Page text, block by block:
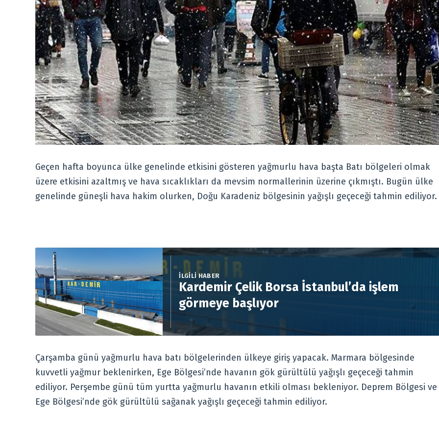
Geçen hafta boyunca ülke genelinde etkisini gösteren yağmurlu hava başta Batı bölgeleri olmak
üzere etkisini azaltmış ve hava sıcaklıkları da mevsim normallerinin üzerine çıkmıştı. Bugün ülke
genelinde güneşli hava hakim olurken, Doğu Karadeniz bölgesinin yağışlı geçeceği tahmin ediliyor.
İLGİLİ HABER
Kardemir Çelik Borsa İstanbul’da işlem
görmeye başlıyor
Çarşamba günü yağmurlu hava batı bölgelerinden ülkeye giriş yapacak. Marmara bölgesinde
kuvvetli yağmur beklenirken, Ege Bölgesi’nde havanın gök gürültülü yağışlı geçeceği tahmin
ediliyor. Perşembe günü tüm yurtta yağmurlu havanın etkili olması bekleniyor. Deprem Bölgesi ve
Ege Bölgesi’nde gök gürültülü sağanak yağışlı geçeceği tahmin ediliyor.